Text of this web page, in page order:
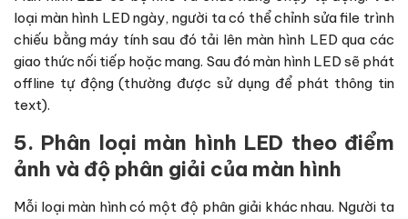
loại màn hình LED ngày, người ta có thể chỉnh sửa file trình
chiếu bằng máy tính sau đó tải lên màn hình LED qua các
giao thức nối tiếp hoặc mang. Sau đó màn hình LED sẽ phát
offline tự động (thường được sử dụng để phát thông tin
text).
5. Phân loại màn hình LED theo điểm
ảnh và độ phân giải của màn hình
Mỗi loại màn hình có một độ phân giải khác nhau. Người ta